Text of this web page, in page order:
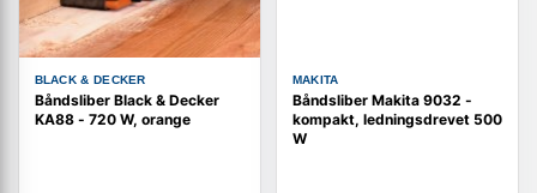
BLACK & DECKER
Båndsliber Black & Decker
KA88 - 720 W, orange
MAKITA
Båndsliber Makita 9032 -
kompakt, ledningsdrevet 500
W